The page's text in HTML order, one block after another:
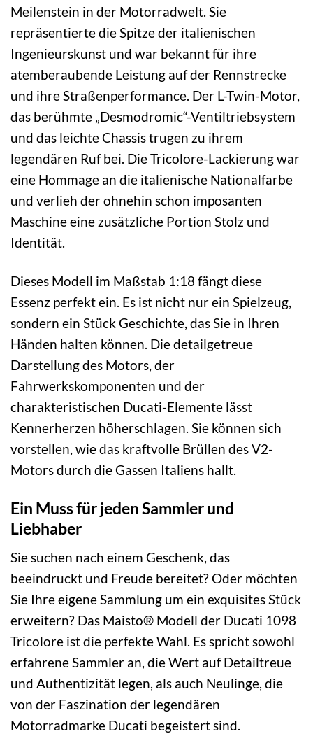
Meilenstein in der Motorradwelt. Sie
repräsentierte die Spitze der italienischen
Ingenieurskunst und war bekannt für ihre
atemberaubende Leistung auf der Rennstrecke
und ihre Straßenperformance. Der L-Twin-Motor,
das berühmte „Desmodromic“-Ventiltriebsystem
und das leichte Chassis trugen zu ihrem
legendären Ruf bei. Die Tricolore-Lackierung war
eine Hommage an die italienische Nationalfarbe
und verlieh der ohnehin schon imposanten
Maschine eine zusätzliche Portion Stolz und
Identität.
Dieses Modell im Maßstab 1:18 fängt diese
Essenz perfekt ein. Es ist nicht nur ein Spielzeug,
sondern ein Stück Geschichte, das Sie in Ihren
Händen halten können. Die detailgetreue
Darstellung des Motors, der
Fahrwerkskomponenten und der
charakteristischen Ducati-Elemente lässt
Kennerherzen höherschlagen. Sie können sich
vorstellen, wie das kraftvolle Brüllen des V2-
Motors durch die Gassen Italiens hallt.
Ein Muss für jeden Sammler und
Liebhaber
Sie suchen nach einem Geschenk, das
beeindruckt und Freude bereitet? Oder möchten
Sie Ihre eigene Sammlung um ein exquisites Stück
erweitern? Das Maisto® Modell der Ducati 1098
Tricolore ist die perfekte Wahl. Es spricht sowohl
erfahrene Sammler an, die Wert auf Detailtreue
und Authentizität legen, als auch Neulinge, die
von der Faszination der legendären
Motorradmarke Ducati begeistert sind.